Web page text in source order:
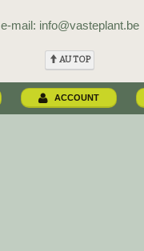
e-mail: info@vasteplant.be
AU TOP
ACCOUNT